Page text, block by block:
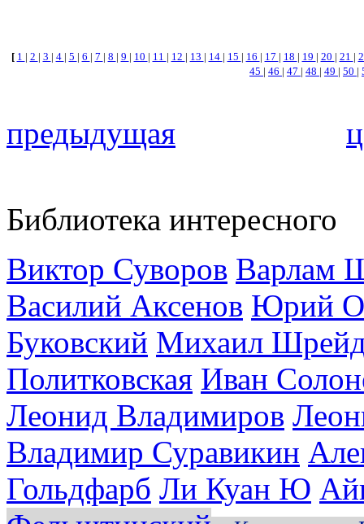
[ 1 | 2 | 3 | 4 | 5 | 6 | 7 | 8 | 9 | 10 | 11 | 12 | 13 | 14 | 15 | 16 | 17 | 18 | 19 | 20 | 21 |
45 | 46 | 47 | 48 | 49 | 50 |
предыдущая
Библиотека интересного
Виктор Суворов Варлам
Василий Аксенов Юрий
Буковский Михаил
Политковская Иван
Леонид Владимиров
Владимир Суравикин
Гольдфарб Ли Куан Ю